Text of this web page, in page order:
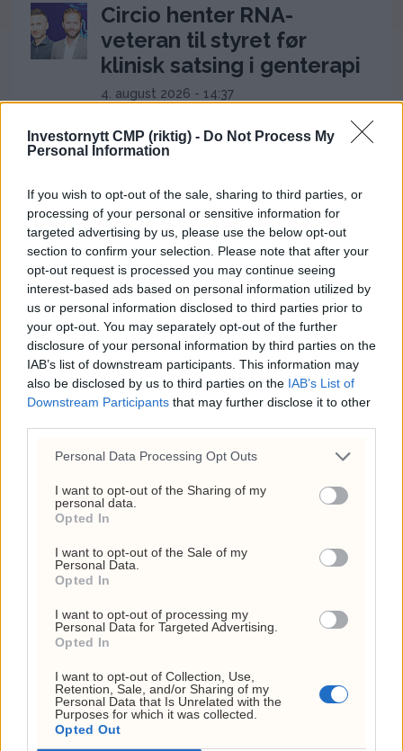
Investornytt CMP (riktig) - Do Not Process My
Personal Information
If you wish to opt-out of the sale, sharing to third parties, or
processing of your personal or sensitive information for
targeted advertising by us, please use the below opt-out
section to confirm your selection. Please note that after your
opt-out request is processed you may continue seeing
interest-based ads based on personal information utilized by
us or personal information disclosed to third parties prior to
your opt-out. You may separately opt-out of the further
disclosure of your personal information by third parties on the
IAB’s list of downstream participants. This information may
also be disclosed by us to third parties on the IAB’s List of
Downstream Participants that may further disclose it to other
Personal Data Processing Opt Outs
I want to opt-out of the Sharing of my
personal data.
Opted In
I want to opt-out of the Sale of my
Personal Data.
Opted In
I want to opt-out of processing my
Personal Data for Targeted Advertising.
Opted In
I want to opt-out of Collection, Use,
Retention, Sale, and/or Sharing of my
Personal Data that Is Unrelated with the
Purposes for which it was collected.
Opted Out
Circio henter RNA-
veteran til styret før
klinisk satsing i genterapi
4. august 2026 - 14:37
Ukens aksje: Kan ta av
etter Trumps Iran-pause
Ceuta-krisen: 60.000
migranter presser Spanias
grense og setter Sánchez
under press
31. juli 2026 - 18:08
Frp-topp fikk kvart million
fra First House for
«Trump-VM»-podkast –
Rødts Mímir Kristjánsson
raser
22. juli 2026 - 09:00